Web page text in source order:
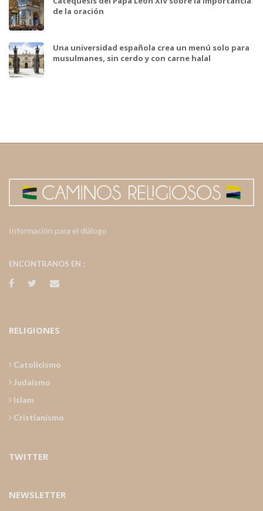
de la oración
Una universidad española crea un menú solo para
musulmanes, sin cerdo y con carne halal
Información para el diálogo
ENCONTRANOS EN :
RELIGIONES
Catolicismo
Judaismo
Islam
Cristianismo
TWITTER
NEWSLETTER